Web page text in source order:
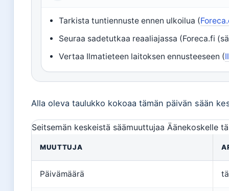
Tarkista tuntiennuste ennen ulkoilua (
Seuraa sadetutkaa reaaliajassa (Foreca.fi
Vertaa Ilmatieteen laitoksen ennusteeseen (
Alla oleva taulukko kokoaa tämän päivän sään
Seitsemän keskeistä säämuuttujaa Äänekoskelle
MUUTTUJA
Päivämäärä